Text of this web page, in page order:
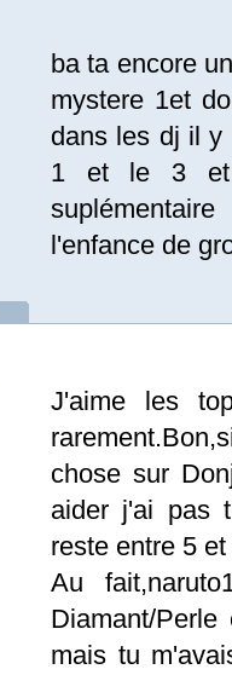
ba ta encore
mystere 1et
dans les dj il y
1 et le 3 et
l'enfance de
J'aime les
chose sur
aider j'ai pas
reste entre 5
Au
Diamant/
mais tu